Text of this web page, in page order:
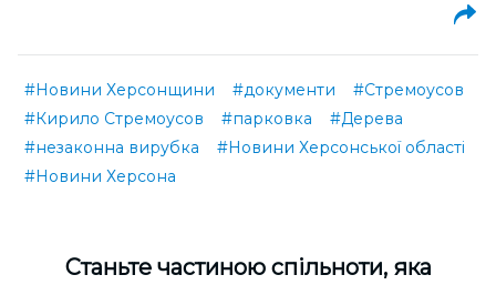
#Новини Херсонщини #документи
#Стремоусов
#Кирило Стремоусов
#парковка
#Дерева
#незаконна вирубка
#Новини Херсонської області
#Новини Херсона
Cтаньте частиною спільноти, яка